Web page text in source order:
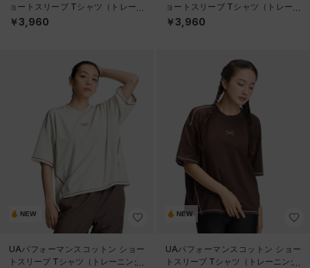
ョートスリーブ Tシャツ（トレーニ
ング/WOMEN）
￥3,960
ョートスリーブ Tシャツ（トレーニ
ング/WOMEN）
￥3,960
NEW
UAパフォーマンスコットン ショー
トスリーブ Tシャツ（トレーニング/
NEW
UAパフォーマンスコットン ショー
トスリーブ Tシャツ（トレーニング/